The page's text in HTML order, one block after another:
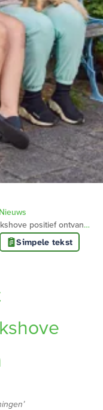
Nieuws
positief ontvangen
Simpele tekst